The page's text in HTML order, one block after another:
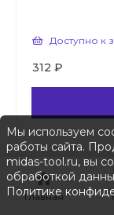
Главная
Главная
Доступно к
312 ₽
Мы используем
работы сайта.
midas-tool.ru, вы
обработкой
Политике